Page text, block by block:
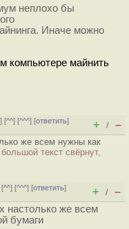
неплохо бы
Иначе можно
компьютере майнить
] [^^] [^^^] [ответить]
+ / –
же всем нужны как
большой текст свёрнут,
[^^] [^^^] [ответить]
+ / –
настолько же всем
бумаги